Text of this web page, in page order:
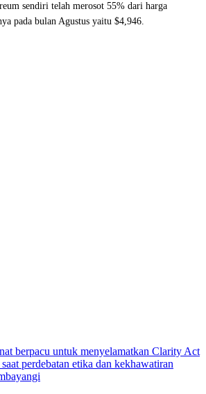
sendiri telah merosot 55% dari harga
pada bulan Agustus yaitu $4,946.
berpacu untuk menyelamatkan Clarity Act
perdebatan etika dan kekhawatiran